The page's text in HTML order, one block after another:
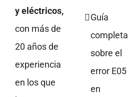
y eléctricos,
con más de
20 años de
experiencia
en los que
Guía
completa
sobre el
error E05
en